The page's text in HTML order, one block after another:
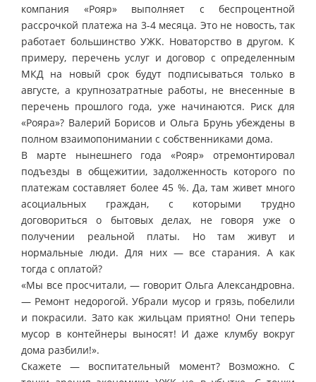
компания «Рояр» выполняет с беспроцентной
рассрочкой платежа на 3-4 месяца. Это не новость, так
работает большинство УЖК. Новаторство в другом. К
примеру, перечень услуг и договор с определенным
МКД на новый срок будут подписываться только в
августе, а крупнозатратные работы, не внесенные в
перечень прошлого года, уже начинаются. Риск для
«Рояра»? Валерий Борисов и Ольга Брунь убеждены в
полном взаимопонимании с собственниками дома.
В марте нынешнего года «Рояр» отремонтировал
подъезды в общежитии, задолженность которого по
платежам составляет более 45 %. Да, там живет много
асоциальных граждан, с которыми трудно
договориться о бытовых делах, не говоря уже о
получении реальной платы. Но там живут и
нормальные люди. Для них — все старания. А как
тогда с оплатой?
«Мы все просчитали, — говорит Ольга Александровна.
— Ремонт недорогой. Убрали мусор и грязь, побелили
и покрасили. Зато как жильцам приятно! Они теперь
мусор в контейнеры выносят! И даже клумбу вокруг
дома разбили!».
Скажете — воспитательный момент? Возможно. С